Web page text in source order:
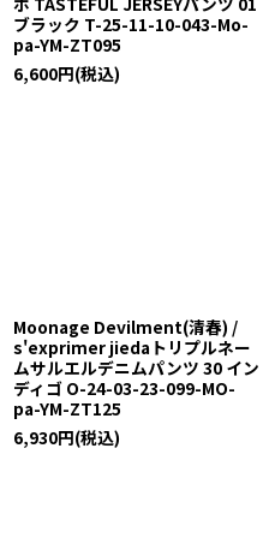
ブラック T-25-11-10-043-Mo-
pa-YM-ZT095
6,600円(税込)
Moonage Devilment(清春) /
s'exprimer jiedaトリプルネー
ムサルエルデニムパンツ 30 イン
ディゴ O-24-03-23-099-MO-
pa-YM-ZT125
6,930円(税込)